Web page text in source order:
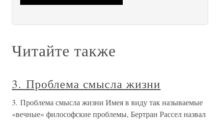
Читайте также
3. Проблема смысла жизни
3. Проблема смысла жизни Имея в виду так называемые
«вечные» философские проблемы, Бертран Рассел назвал